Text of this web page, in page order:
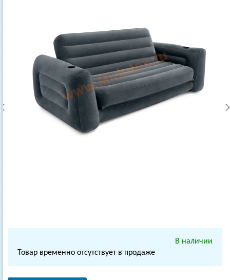
В наличии
Товар временно отсутствует в продаже